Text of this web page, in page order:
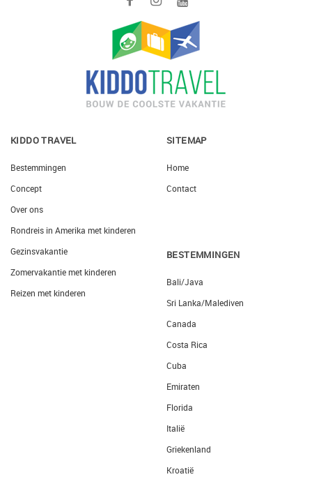
KIDDO TRAVEL
Bestemmingen
Concept
Over ons
Rondreis in Amerika met kinderen
Gezinsvakantie
Zomervakantie met kinderen
Reizen met kinderen
SITEMAP
Home
Contact
BESTEMMINGEN
Bali/Java
Sri Lanka/Malediven
Canada
Costa Rica
Cuba
Emiraten
Florida
Italië
Griekenland
Kroatië